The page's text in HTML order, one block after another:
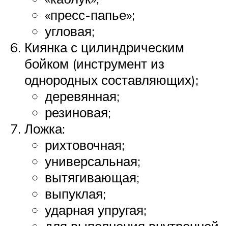
«пресс-папье»;
угловая;
Киянка с цилиндрическим
бойком (инструмент из
однородных составляющих);
деревянная;
резиновая;
Ложка:
рихтовочная;
универсальная;
вытягивающая;
выпуклая;
ударная упругая;